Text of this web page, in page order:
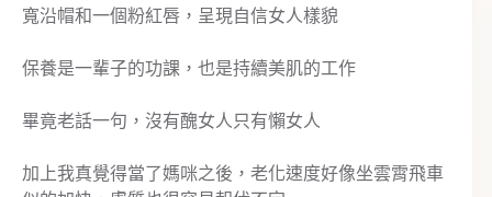
寬沿帽和一個粉紅唇，呈現自信女人樣貌
保養是一輩子的功課，也是持續美肌的工作
畢竟老話一句，沒有醜女人只有懶女人
加上我真覺得當了媽咪之後，老化速度好像坐雲霄飛車